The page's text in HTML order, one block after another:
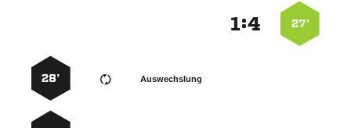
27’
:
Auswechslung
28’